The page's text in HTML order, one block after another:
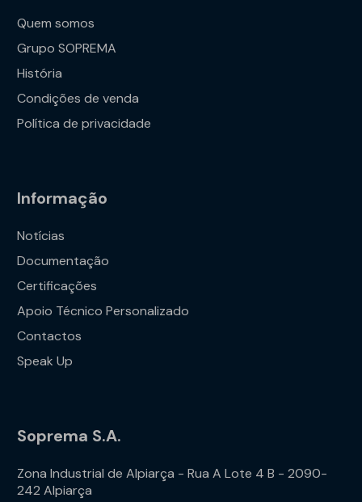
Quem somos
Grupo SOPREMA
História
Condições de venda
Política de privacidade
Informação
Notícias
Documentação
Certificações
Apoio Técnico Personalizado
Contactos
Speak Up
Soprema S.A.
Zona Industrial de Alpiarça - Rua A Lote 4 B - 2090-
242 Alpiarça